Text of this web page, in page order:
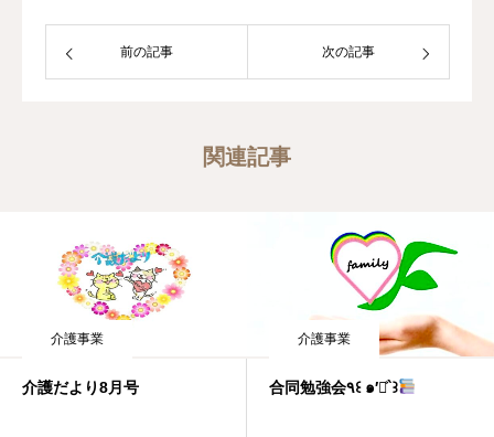
前の記事 次の記事
関連記事
介護事業
介護だより8月号
介護事業
合同勉強会٩꒰ ๑′◡͐`꒱